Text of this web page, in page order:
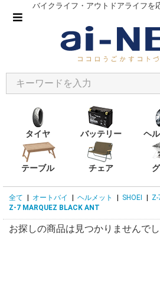
バイクライフ・アウトドアライフを
タイヤ バッテリー ヘ
テーブル チェア
全て オートバイ ヘルメット SHOEI
Z-7 MARQUEZ BLACK ANT
お探しの商品は見つかりませんで